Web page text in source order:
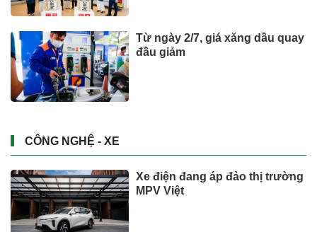
Từ ngày 2/7, giá xăng dầu quay
đầu giảm
CÔNG NGHỆ - XE
Xe điện đang áp đảo thị trường
MPV Việt